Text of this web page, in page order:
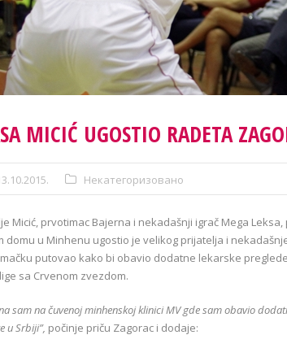
MICIĆ UGOSTIO RADETA
Некатегоризовано
Micić, prvotimac Bajerna i nekadašnji igrač Mega
domu u Minhenu ugostio je velikog prijatelja i
putovao kako bi obavio dodatne lekarske
sa Crvenom zvezdom.
sam na čuvenoj minhenskoj klinici MV gde sam obavio
u Srbiji”, počinje priču Zagorac i dodaje: